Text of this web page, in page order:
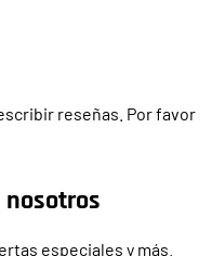
reseñas. Por favor
nosotros
especiales y más.